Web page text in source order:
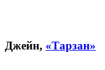
Джейн, «Тарзан»